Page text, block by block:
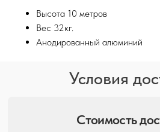
Высота 10 метров
Вес 32кг.
Анодированный алюминий
менеджерами по запросу
Дополнительные услуги
Доставка по ЛО